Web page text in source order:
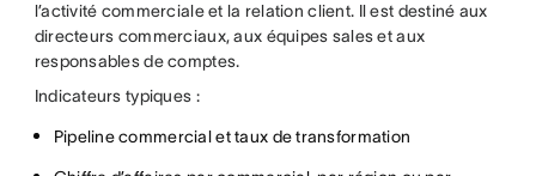
l’activité commerciale et la relation client. Il est destiné aux
directeurs commerciaux, aux équipes sales et aux
responsables de comptes.
Indicateurs typiques :
Pipeline commercial et taux de transformation